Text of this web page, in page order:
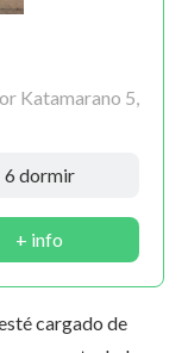
Katamarano 5,
6 dormir
+ info
cargado de